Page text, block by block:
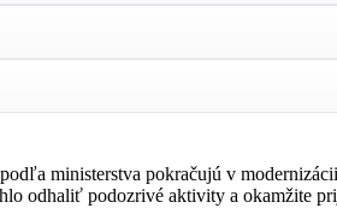
ministerstva pokračujú v
odhaliť podozrivé aktivity a okamžite